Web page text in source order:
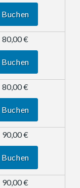
Buchen
80,00 €
Buchen
80,00 €
Buchen
90,00 €
Buchen
90,00 €